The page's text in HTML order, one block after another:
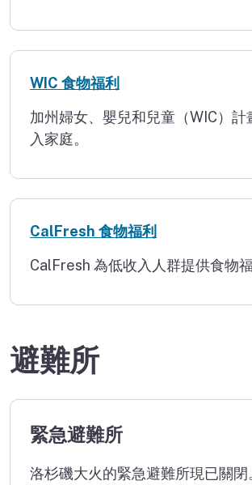
WIC 食物福利
加州婦女、嬰兒和兒童（WIC）計
入家庭。
CalFresh 食物福利
CalFresh 為低收入人群提供食物福
避難所
緊急避難所
洛杉磯大火的緊急避難所現已關閉